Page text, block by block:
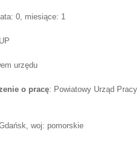
0, miesiące: 1
urzędu
o pracę: Powiatowy Urząd
woj: pomorskie